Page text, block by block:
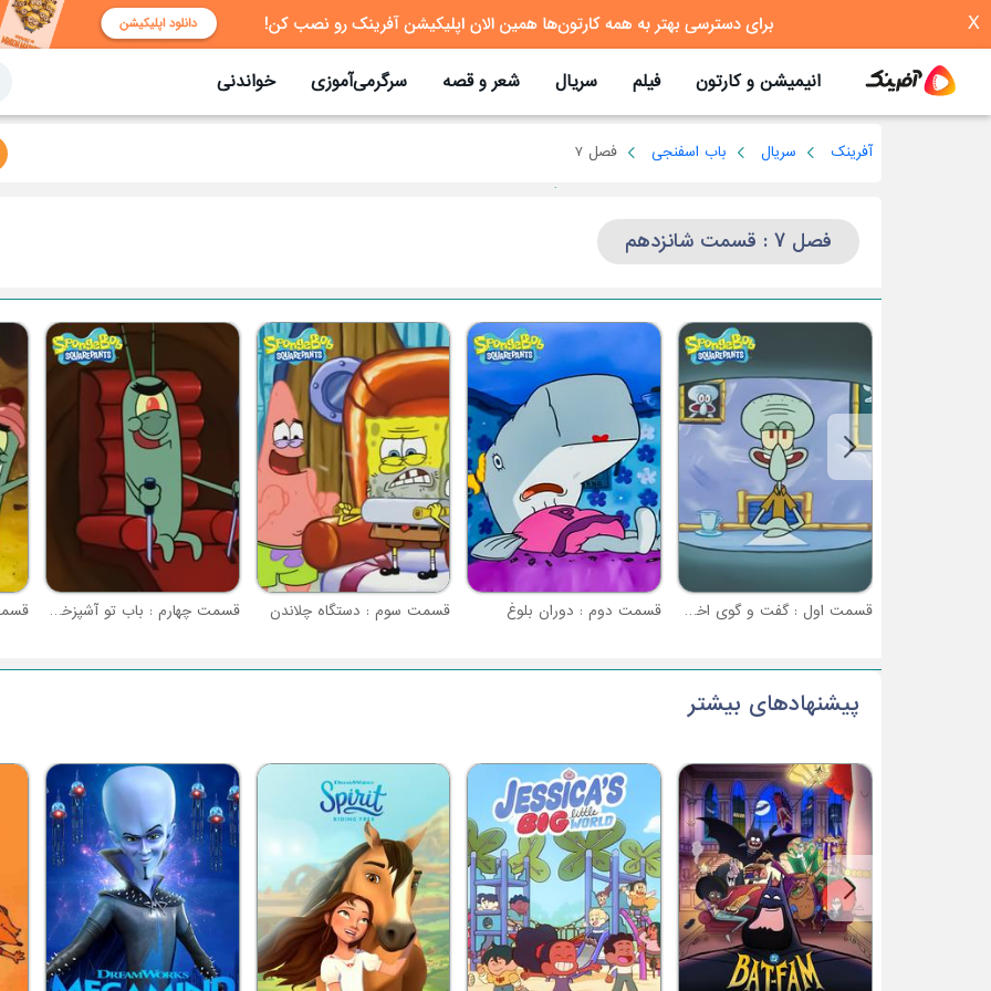
X
انیمیشن و کارتون فیلم سریال شعر و قصه سرگرمی‌آموزی خواندنی
آفرینک سریال باب اسفنجی فصل 7
فصل 7 : قسمت شانزدهم
قسمت اول : گفت و گوی اختاپوسی قسمت دوم : دوران بلوغ قسمت سوم : دستگاه چلاندن قسمت چهارم : باب تو آشپزخونه
پیشنهادهای بیشتر